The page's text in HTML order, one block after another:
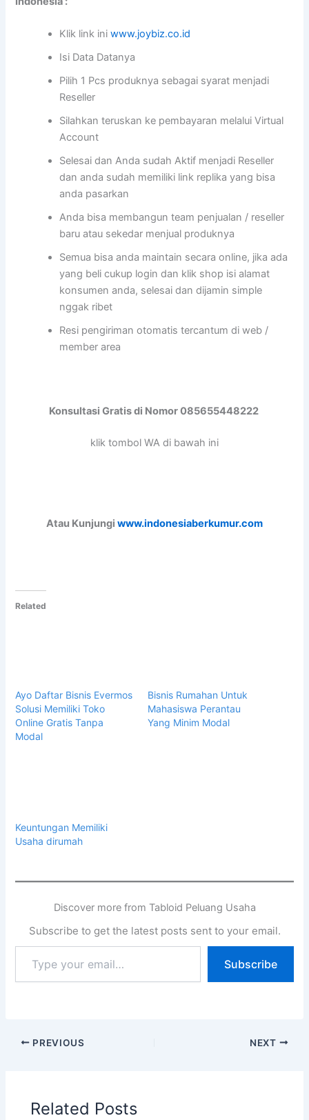
Klik link iniwww.joybiz.co.id
Isi Data Datanya
Pilih 1 Pcs produknya sebagai syarat menjadi
Reseller
Silahkan teruskan ke pembayaran melalui Virtual
Account
Selesai dan Anda sudah Aktif menjadi Reseller
dan anda sudah memiliki link replika yang bisa
anda pasarkan
Anda bisa membangun team penjualan / reseller
baru atau sekedar menjual produknya
Semua bisa anda maintain secara online, jika ada
yang beli cukup login dan klik shop isi alamat
konsumen anda, selesai dan dijamin simple
nggak ribet
Resi pengiriman otomatis tercantum di web /
member area
Konsultasi Gratis di Nomor 085655448222
klik tombol WA di bawah ini
Atau Kunjungi www.indonesiaberkumur.com
Related
Ayo Daftar Bisnis Evermos
Solusi Memiliki Toko
Online Gratis Tanpa
Modal
Bisnis Rumahan Untuk
Mahasiswa Perantau
Yang Minim Modal
Keuntungan Memiliki
Usaha dirumah
Discover more from Tabloid Peluang Usaha
Subscribe to get the latest posts sent to your email.
Subscribe
PREVIOUS NEXT
Related Posts